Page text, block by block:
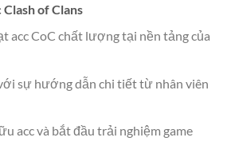
of Clans
acc CoC chất lượng tại nền tảng của
sự hướng dẫn chi tiết từ nhân viên
acc và bắt đầu trải nghiệm game